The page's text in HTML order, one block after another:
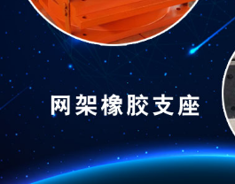
网架钢铰支座